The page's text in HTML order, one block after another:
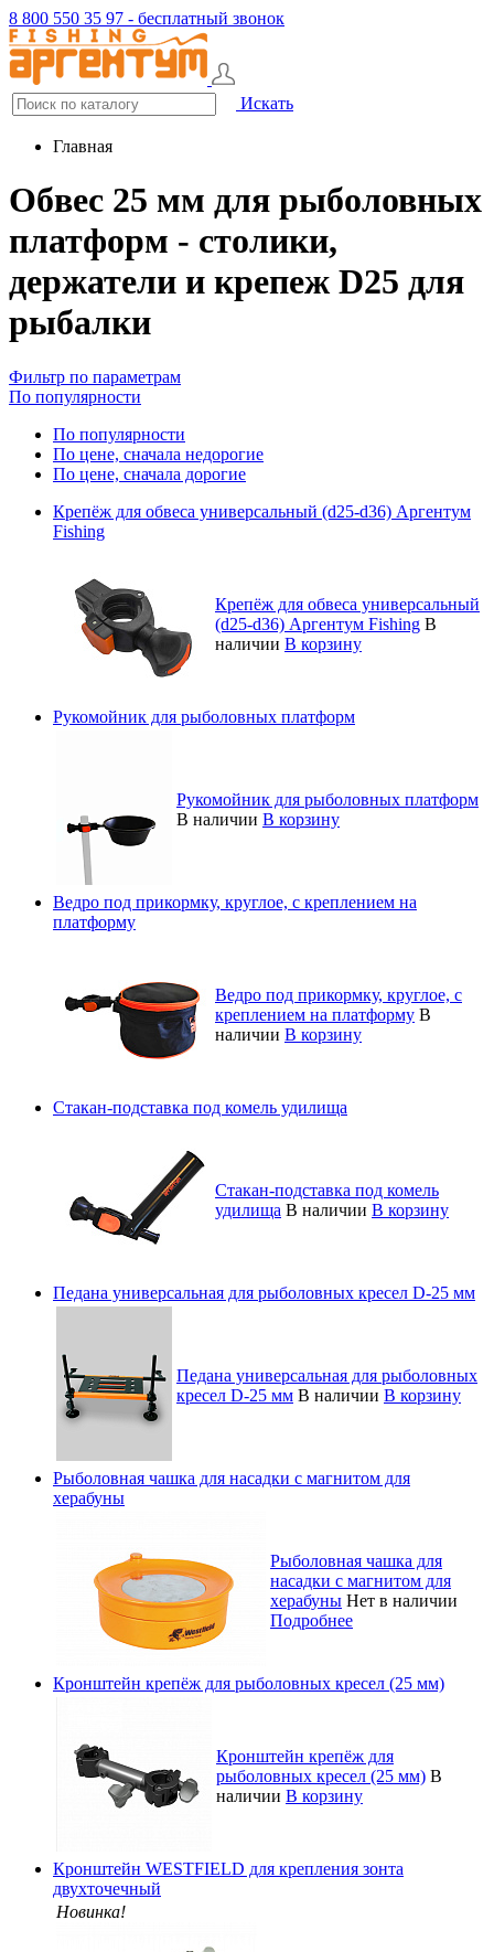
8 800 550 35 97 - бесплатный звонок
Искать
Главная
Обвес 25 мм для рыболовных
платформ - столики,
держатели и крепеж D25 для
рыбалки
Фильтр по параметрам
По популярности
По популярности
По цене, сначала недорогие
По цене, сначала дорогие
Крепёж для обвеса универсальный (d25-d36) Аргентум
Fishing
Крепёж для обвеса универсальный
(d25-d36) Аргентум Fishing В
наличии В корзину
Рукомойник для рыболовных платформ
Рукомойник для рыболовных платформ
В наличии В корзину
Ведро под прикормку, круглое, с креплением на
платформу
Ведро под прикормку, круглое, с
креплением на платформу В
наличии В корзину
Стакан-подставка под комель удилища
Стакан-подставка под комель
удилища В наличии В корзину
Педана универсальная для рыболовных кресел D-25 мм
Педана универсальная для рыболовных
кресел D-25 мм В наличии В корзину
Рыболовная чашка для насадки с магнитом для
херабуны
Рыболовная чашка для
насадки с магнитом для
херабуны Нет в наличии
Подробнее
Кронштейн крепёж для рыболовных кресел (25 мм)
Кронштейн крепёж для
рыболовных кресел (25 мм) В
наличии В корзину
Кронштейн WESTFIELD для крепления зонта
двухточечный
Новинка!